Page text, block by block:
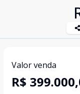
Valor venda
R$